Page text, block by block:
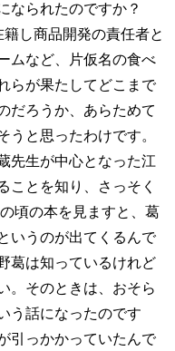
なられたのですか？
し商品開発の責任者と
ムなど、片仮名の食べ
らが果たしてどこまで
だろうか、あらためて
うと思ったわけです。
先生が中心となった江
ことを知り、さっそく
頃の本を見ますと、葛
いうのが出てくるんで
葛は知っているけれど
。そのときは、おそら
う話になったのです
引っかかっていたんで